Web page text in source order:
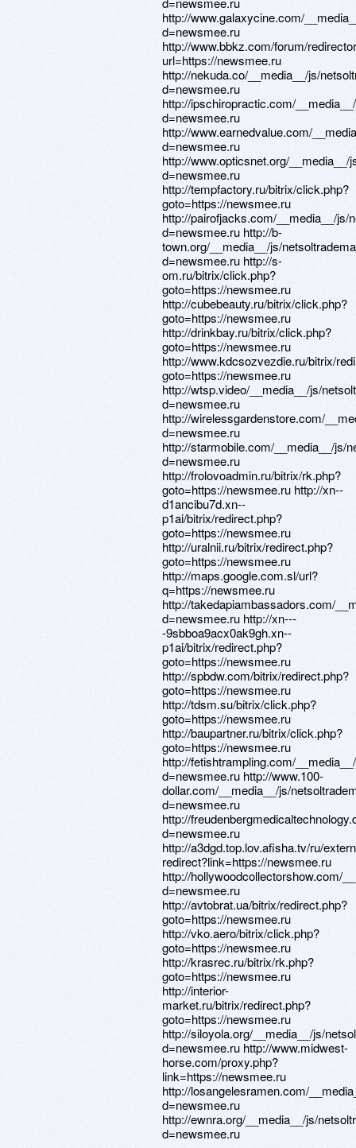
http://www.galaxycine.com/
d=newsmee.ru
http://www.bbkz.com/forum/
url=https://newsmee.ru
http://nekuda.co/__media__/js/
d=newsmee.ru
http://ipschiropractic.com/
d=newsmee.ru
http://www.earnedvalue.com/
d=newsmee.ru
http://www.opticsnet.org/
d=newsmee.ru
http://tempfactory.ru/bitrix/click.php?
goto=https://newsmee.ru
http://pairofjacks.com/__media__/js/
d=newsmee.ru http://b-
town.org/__media__/js/
d=newsmee.ru http://s-
om.ru/bitrix/click.php?
goto=https://newsmee.ru
http://cubebeauty.ru/bitrix/click.php?
goto=https://newsmee.ru
http://drinkbay.ru/bitrix/click.php?
goto=https://newsmee.ru
http://www.kdcsozvezdie.ru/bitrix/
goto=https://newsmee.ru
http://wtsp.video/__media__/js/
d=newsmee.ru
http://wirelessgardenstore.com/
d=newsmee.ru
http://starmobile.com/__media__/js/
d=newsmee.ru
http://frolovoadmin.ru/bitrix/rk.php?
goto=https://newsmee.ru http://xn--
d1ancibu7d.xn--
p1ai/bitrix/redirect.php?
goto=https://newsmee.ru
http://uralnii.ru/bitrix/redirect.php?
goto=https://newsmee.ru
http://maps.google.com.sl/url?
q=https://newsmee.ru
http://takedapiambassadors.com/
d=newsmee.ru http://xn---
-9sbboa9acx0ak9gh.xn--
p1ai/bitrix/redirect.php?
goto=https://newsmee.ru
http://spbdw.com/bitrix/redirect.php?
goto=https://newsmee.ru
http://tdsm.su/bitrix/click.php?
goto=https://newsmee.ru
http://baupartner.ru/bitrix/click.php?
goto=https://newsmee.ru
http://fetishtrampling.com/
d=newsmee.ru http://www.100-
dollar.com/__media__/js/
d=newsmee.ru
http://
d=newsmee.ru
http://a3dgd.top.lov.afisha.tv/ru/
redirect?link=https://newsmee.ru
http://hollywoodcollectorshow.com/
d=newsmee.ru
http://avtobrat.ua/bitrix/redirect.php?
goto=https://newsmee.ru
http://vko.aero/bitrix/click.php?
goto=https://newsmee.ru
http://krasrec.ru/bitrix/rk.php?
goto=https://newsmee.ru
http://interior-
market.ru/bitrix/redirect.php?
goto=https://newsmee.ru
http://siloyola.org/__media__/js/
d=newsmee.ru http://www.midwest-
horse.com/proxy.php?
link=https://newsmee.ru
http://losangelesramen.com/
d=newsmee.ru
http://ewnra.org/__media__/js/
d=newsmee.ru